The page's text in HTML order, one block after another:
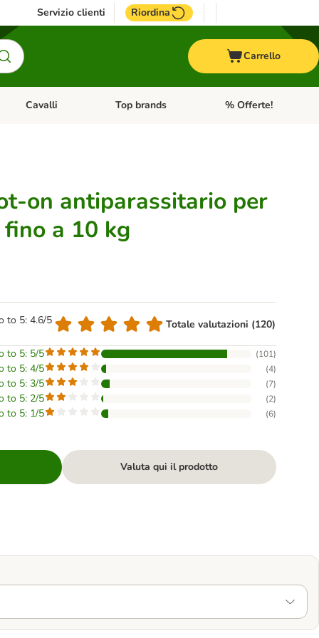
Servizio clienti Riordina
Carrello
Apri Menu Categoria: Acquaristica
Cavalli Apri Menu Categoria: Cavalli
Top brands Apri Menu Categoria:
% Offerte!
on antiparassitario per
a 10 kg
to 5: 4.6/5 Totale valutazioni (120)
to 5: 5/5 (101)
to 5: 4/5 (4)
to 5: 3/5 (7)
to 5: 2/5 (2)
to 5: 1/5 (6)
Valuta qui il prodotto